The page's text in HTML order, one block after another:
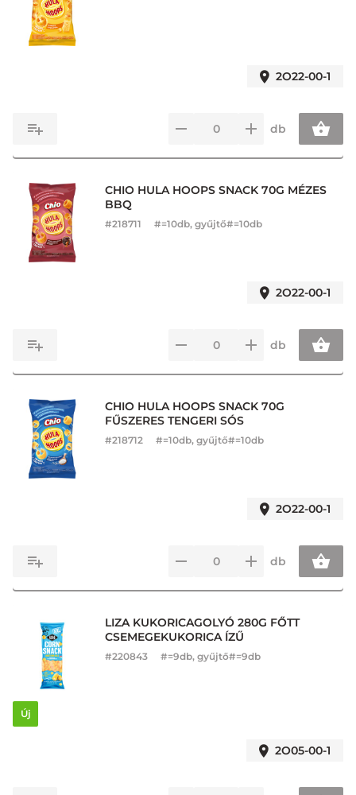
2O22-00-1
db
CHIO HULA HOOPS SNACK 70G MÉZES
BBQ
#218711 #=10db, gyűjtő#=10db
2O22-00-1
db
CHIO HULA HOOPS SNACK 70G
FŰSZERES TENGERI SÓS
#218712 #=10db, gyűjtő#=10db
2O22-00-1
db
LIZA KUKORICAGOLYÓ 280G FŐTT
CSEMEGEKUKORICA ÍZŰ
#220843 #=9db, gyűjtő#=9db
Új
2O05-00-1